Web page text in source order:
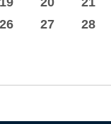
26 27 28